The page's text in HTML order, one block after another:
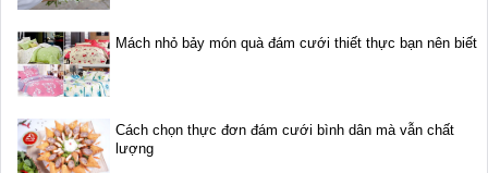
Mách nhỏ bảy món quà đám cưới thiết thực bạn nên biết
Cách chọn thực đơn đám cưới bình dân mà vẫn chất
lượng